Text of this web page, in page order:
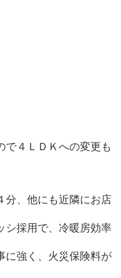
で４ＬＤＫへの変更も
分、他にも近隣にお店
シ採用で、冷暖房効率
に強く、火災保険料が